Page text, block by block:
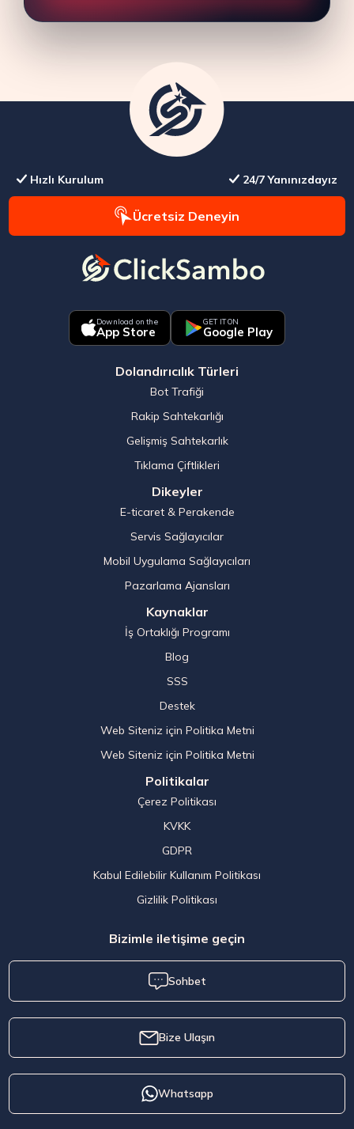
Hızlı Kurulum 24/7 Yanınızdayız
Ücretsiz Deneyin
Download on the
App Store
GET IT ON
Google Play
Dolandırıcılık Türleri
Bot Trafiği
Rakip Sahtekarlığı
Gelişmiş Sahtekarlık
Tıklama Çiftlikleri
Dikeyler
E-ticaret & Perakende
Servis Sağlayıcılar
Mobil Uygulama Sağlayıcıları
Pazarlama Ajansları
Kaynaklar
İş Ortaklığı Programı
Blog
SSS
Destek
Web Siteniz için Politika Metni
Web Siteniz için Politika Metni
Politikalar
Çerez Politikası
KVKK
GDPR
Kabul Edilebilir Kullanım Politikası
Gizlilik Politikası
Bizimle iletişime geçin
Sohbet
Bize Ulaşın
Whatsapp